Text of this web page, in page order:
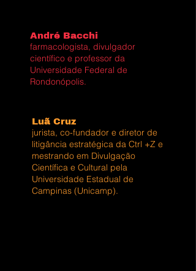
André Bacchi
farmacologista, divulgador
científico e professor da
Universidade Federal de
Rondonópolis.
Luã Cruz
jurista, co-fundador e diretor de
litigância estratégica da Ctrl +Z e
mestrando em Divulgação
Científica e Cultural pela
Universidade Estadual de
Campinas (Unicamp).